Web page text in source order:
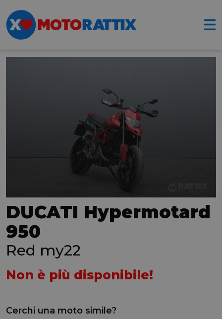
DUCATI Hypermotard
950
Red my22
Non è più disponibile!
Cerchi una moto simile?